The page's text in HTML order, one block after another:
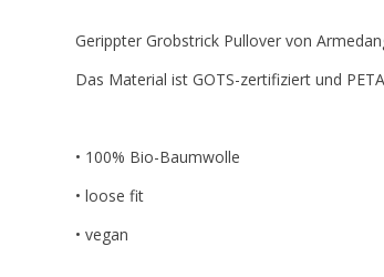
Gerippter Grobstrick Pullover von
Das Material ist GOTS-zertifiziert und
• 100% Bio-Baumwolle
• loose fit
• vegan